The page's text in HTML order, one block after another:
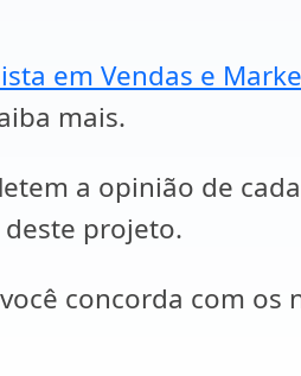
em Vendas e
mais.
a opinião de
projeto.
concorda com os